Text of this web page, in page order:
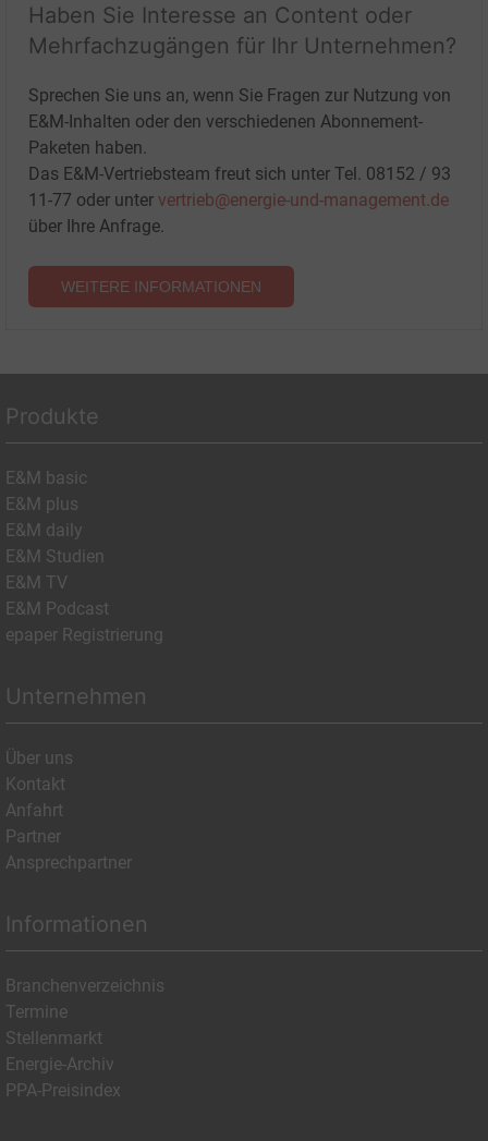
Haben Sie Interesse an Content oder
Mehrfachzugängen für Ihr Unternehmen?
Sprechen Sie uns an, wenn Sie Fragen zur Nutzung von
E&M-Inhalten oder den verschiedenen Abonnement-
Paketen haben.
Das E&M-Vertriebsteam freut sich unter Tel. 08152 / 93
11-77 oder unter vertrieb@energie-und-management.de
über Ihre Anfrage.
WEITERE INFORMATIONEN
Produkte
E&M basic
E&M plus
E&M daily
E&M Studien
E&M TV
E&M Podcast
epaper Registrierung
Unternehmen
Über uns
Kontakt
Anfahrt
Partner
Ansprechpartner
Informationen
Branchenverzeichnis
Termine
Stellenmarkt
Energie-Archiv
PPA-Preisindex